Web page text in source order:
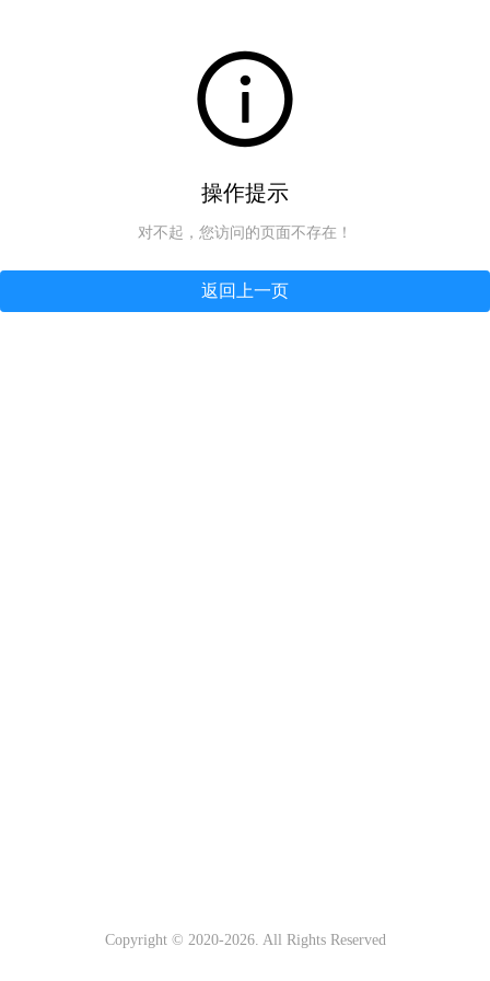
操作提示
对不起，您访问的页面不存在！
返回上一页
Copyright © 2020-2026. All Rights Reserved